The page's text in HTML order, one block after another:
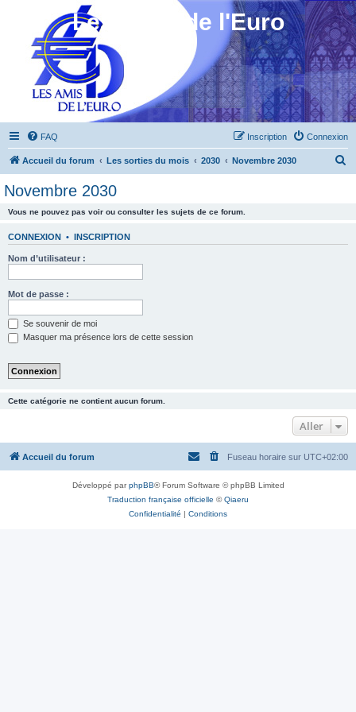
Les Amis de l'Euro
FAQ Connexion
Inscription
Accueil du forum Les sorties du mois 2030 Novembre 2030
Novembre 2030
Vous ne pouvez pas voir ou consulter les sujets de ce forum.
CONNEXION • INSCRIPTION
Nom d’utilisateur :
Mot de passe :
Se souvenir de moi
Masquer ma présence lors de cette session
Cette catégorie ne contient aucun forum.
Aller
Accueil du forum Fuseau horaire sur UTC+02:00
Développé parphpBB® Forum Software © phpBB Limited
Traduction française officielle ©Qiaeru
Confidentialité | Conditions